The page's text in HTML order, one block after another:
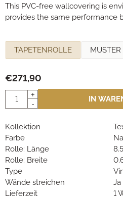
This PVC-free wallcovering is
provides the same performance
TAPETENROLLE MUSTER
€271,90
Anzahl
+
-
IN
Kollektion
Farbe
Rolle: Länge
Rolle: Breite
Type
Wände streichen
Ja
Lieferzeit
1